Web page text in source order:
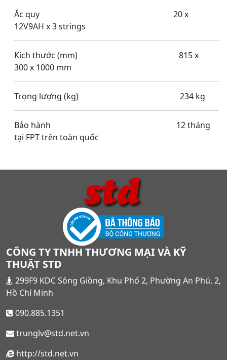
Ắc quy 20 x
12V9AH x 3 strings
Kích thước (mm) 815 x
300 x 1000 mm
Trọng lượng (kg) 234 kg
Bảo hành 12 tháng
tại FPT trên toàn quốc
CÔNG TY TNHH THƯƠNG MẠI VÀ KỸ
THUẬT STD
299F9 KDC Sông Giồng, Khu Phố 2, Phường An Phú, 2,
Hồ Chí Minh
090.885.1351
trunglv@std.net.vn
http://std.net.vn